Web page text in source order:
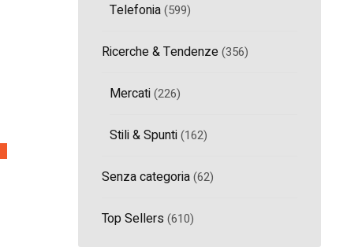
Telefonia(599)
Ricerche & Tendenze(356)
Mercati(226)
Stili & Spunti(162)
Senza categoria(62)
Top Sellers (610)